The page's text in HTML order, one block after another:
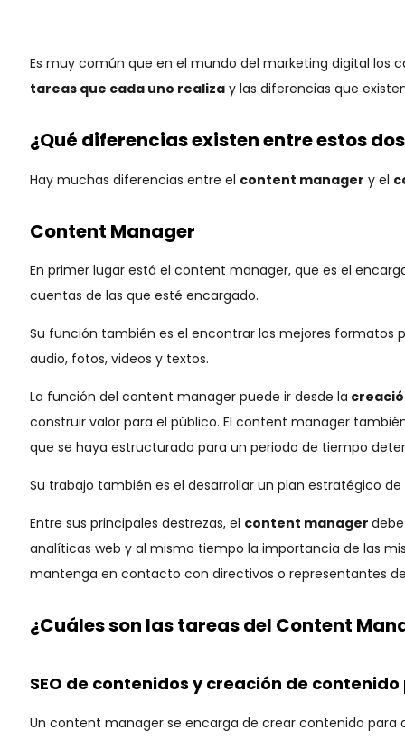
Es muy común que en el mundo del marketing digital
tareas que cada uno realiza y las diferencias que
¿Qué diferencias existen entre estos
Hay muchas diferencias entre el content manager y el
Content Manager
En primer lugar está el content manager, que es el
cuentas de las que esté encargado.
Su función también es el encontrar los mejores
audio, fotos, videos y textos.
La función del content manager puede ir desde la
construir valor para el público. El content manager
que se haya estructurado para un periodo de tiempo
Su trabajo también es el desarrollar un plan estratégico
Entre sus principales destrezas, el content manager
analíticas web y al mismo tiempo la importancia de las
mantenga en contacto con directivos o representantes
¿Cuáles son las tareas del Content
SEO de contenidos y creación de
Un content manager se encarga de crear contenido